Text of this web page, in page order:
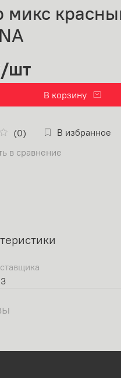
микс
(0)
В избранное
в сравнение
/шт
В корзину